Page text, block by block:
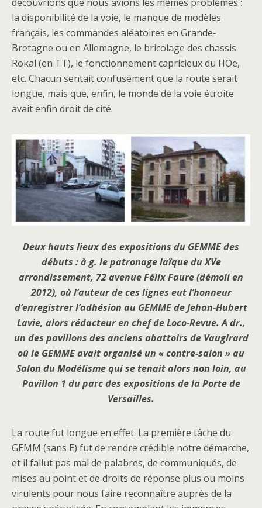
la disponibilité de la voie, le manque de modèles
français, les commandes aléatoires en Grande-
Bretagne ou en Allemagne, le bricolage des chassis
Rokal (en TT), le fonctionnement capricieux du HOe,
etc. Chacun sentait confusément que la route serait
longue, mais que, enfin, le monde de la voie étroite
avait enfin droit de cité.
Deux hauts lieux des expositions du GEMME des
débuts : à g. le patronage laïque du XVe
arrondissement, 72 avenue Félix Faure (démoli en
2012), où l’auteur de ces lignes eut l’honneur
d’enregistrer l’adhésion au GEMME de Jehan-Hubert
Lavie, alors rédacteur en chef de Loco-Revue. A dr.,
un des pavillons des anciens abattoirs de Vaugirard
où le GEMME avait organisé un « contre-salon » au
Salon du Modélisme qui se tenait alors non loin, au
Pavillon 1 du parc des expositions de la Porte de
Versailles.
La route fut longue en effet. La première tâche du
GEMM (sans E) fut de rendre crédible notre démarche,
et il fallut pas mal de palabres, de communiqués, de
mises au point et de droits de réponse plus ou moins
virulents pour nous faire reconnaître auprès de la